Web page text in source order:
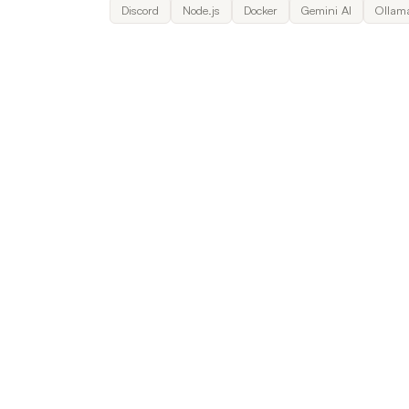
Discord Node.js Docker Gemini AI